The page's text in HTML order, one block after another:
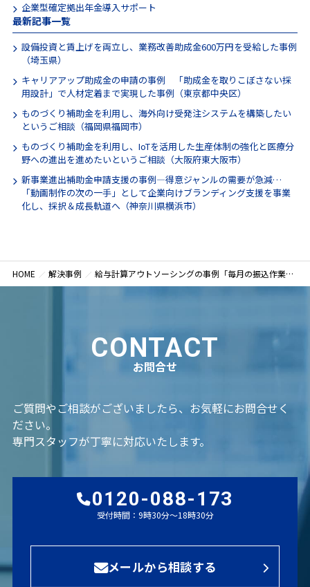
企業型確定拠出年金導入サポート
最新記事一覧
設備投資と賃上げを両立し、業務改善助成金600万円を受給した事例
（埼玉県）
キャリアアップ助成金の申請の事例 「助成金を取りこぼさない採
用設計」で人材定着まで実現した事例（東京都中央区）
ものづくり補助金を利用し、海外向け受発注システムを構築したい
というご相談（福岡県福岡市）
ものづくり補助金を利用し、IoTを活用した生産体制の強化と医療分
野への進出を進めたいというご相談（大阪府東大阪市）
新事業進出補助金申請支援の事例―得意ジャンルの需要が急減…
「動画制作の次の一手」として企業向けブランディング支援を事業
化し、採択＆成長軌道へ（神奈川県横浜市）
HOME 解決事例 給与計算アウトソーシングの事例「毎月の振込作業2時間とミスの不安」から解放され、本業に集中できた建設会社（神奈川県横浜市）
CONTACT
お問合せ
ご質問やご相談がございましたら、お気軽にお問合せく
ださい。
専門スタッフが丁寧に対応いたします。
0120-088-173
受付時間：9時30分～18時30分
メールから相談する